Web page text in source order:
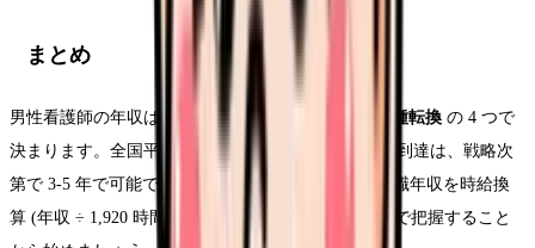
まとめ
男性看護師の年収は 夜勤手当 / 配属先 / 役職 / 異業種転換 の 4 つで
決まります。全国平均 480 万円から 600 万円超への到達は、戦略次
第で 3-5 年で可能です。次のステップは、自分の現職年収を時給換
算 (年収 ÷ 1,920 時間) して、市場相場との差を数字で把握すること